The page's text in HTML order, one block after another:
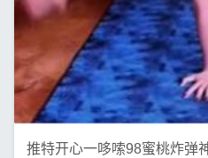
推特开心一哆嗦98蜜桃炸弹